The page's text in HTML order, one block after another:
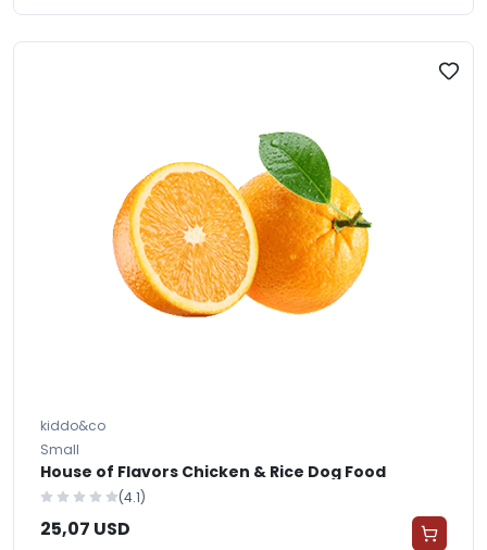
kiddo&co
Small
House of Flavors Chicken & Rice Dog Food
(4.1)
25,07 USD